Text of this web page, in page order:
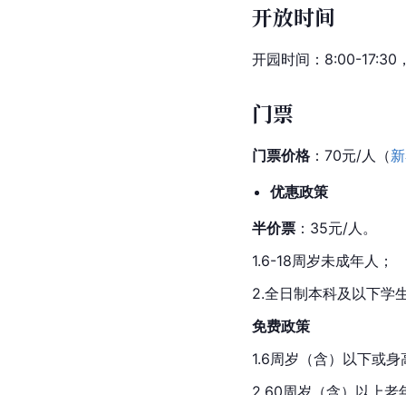
开放时间
开园时间：8:00-17:30
门票
门票价格：70元/人（
优惠政策
半价票 ：35元/人。
1.6-18周岁未成年人；
2.全日制本科及以下学
免费政策
1.6周岁（含）以下或
2.60周岁（含）以上老